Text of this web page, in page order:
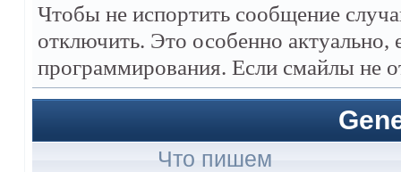
Чтобы не испортить сообщение
отключить. Это особенно
программирования. Если смайлы не
Что пишем